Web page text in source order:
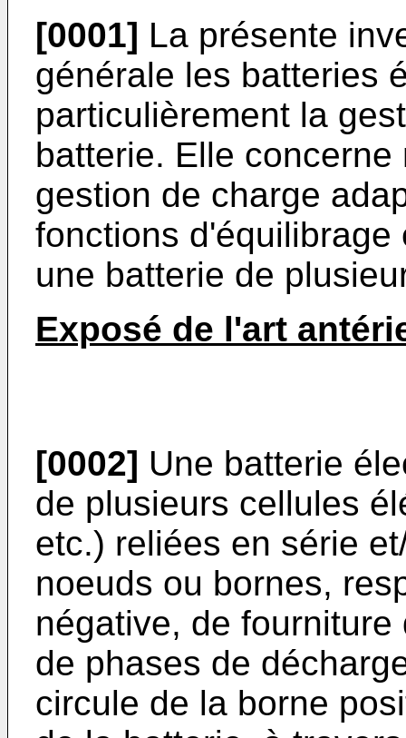
[0001] La présente
générale les batteries
particulièrement la
batterie. Elle
gestion de charge
fonctions
une batterie de
Exposé de l'art
[0002] Une batterie
de plusieurs cellules
etc.) reliées en série
noeuds ou bornes,
négative, de
de phases de
circule de la borne